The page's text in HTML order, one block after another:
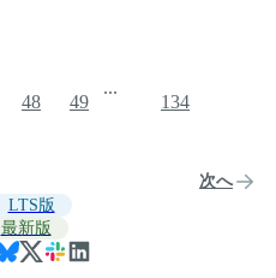
48 49
...
134
次へ
LTS版
最新版